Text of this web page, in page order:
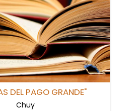
DEL PAGO GRANDE"
Chuy